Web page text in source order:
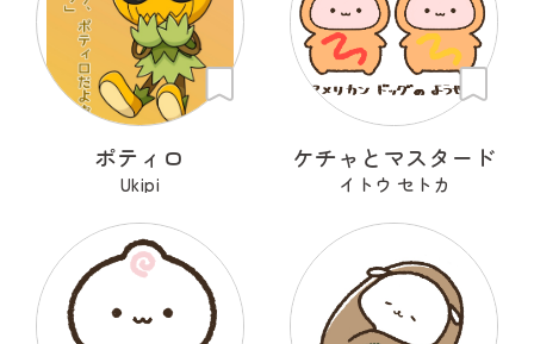
ポティロ
Ukipi
ケチャとマスタード
イトウ セトカ